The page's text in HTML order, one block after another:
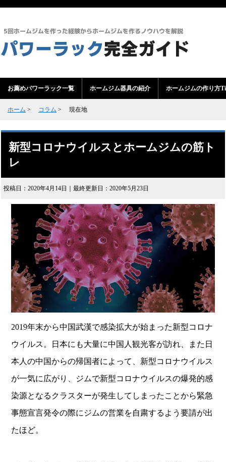
お薦めパワーラック一覧 ホームジム器具の紹介 ホームジムの作り方
ホーム > コラム > 現在地
新型コロナウイルスとホームジムの筋ト
レ
投稿日：2020年4月14日｜最終更新日：2020年5月23日
2019年末から中国武漢で感染拡大が始まった新型コロナ
ウイルス。日本にも大量に中国人観光客が訪れ、また日
本人の中国からの帰国者によって、新型コロナウイルス
が一気に広がり、ジムで新型コロナウイルスの爆発的感
染源となるクラスターが発生してしまったことから緊急
事態宣言発令の際にジムの営業を自粛するよう要請が出
たほど。